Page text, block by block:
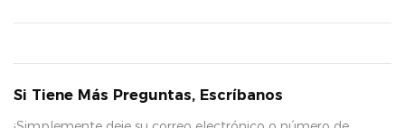
Si Tiene Más Preguntas, Escríbanos